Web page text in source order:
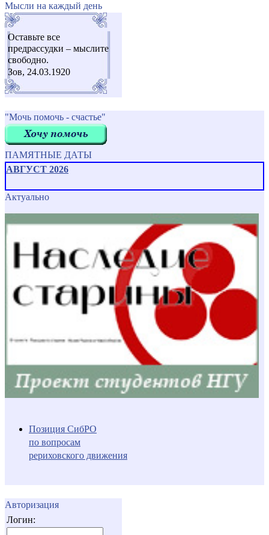
Мысли на каждый день
Оставьте все
предрассудки – мыслите
свободно.
Зов, 24.03.1920
"Мочь помочь - счастье"
ПАМЯТНЫЕ ДАТЫ
АВГУСТ 2026
Актуально
Позиция СибРО
по вопросам
рериховского движения
Авторизация
Логин: